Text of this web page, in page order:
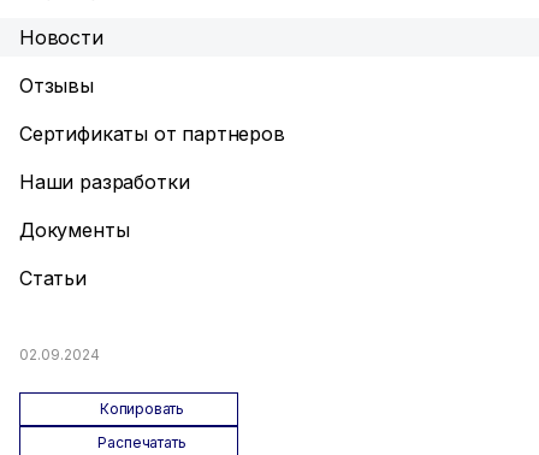
Новости
Отзывы
Сертификаты от партнеров
Наши разработки
Документы
Статьи
02.09.2024
Копировать
Распечатать